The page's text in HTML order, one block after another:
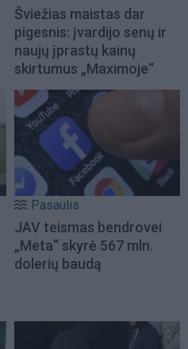
Šviežias maistas dar
pigesnis: įvardijo senų ir
naujų įprastų kainų
skirtumus „Maximoje“
Pasaulis
JAV teismas bendrovei
„Meta“ skyrė 567 mln.
dolerių baudą